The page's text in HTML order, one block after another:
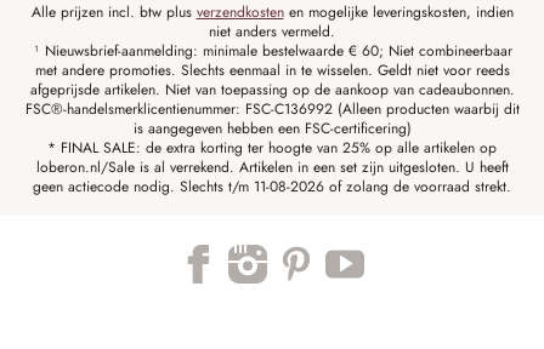
Alle prijzen incl. btw plus verzendkostenen mogelijke leveringskosten, indien
niet anders vermeld.
¹ Nieuwsbrief-aanmelding: minimale bestelwaarde € 60; Niet combineerbaar
met andere promoties. Slechts eenmaal in te wisselen. Geldt niet voor reeds
afgeprijsde artikelen. Niet van toepassing op de aankoop van cadeaubonnen.
FSC®-handelsmerklicentienummer: FSC-C136992 (Alleen producten waarbij dit
is aangegeven hebben een FSC-certificering)
* FINAL SALE: de extra korting ter hoogte van 25% op alle artikelen op
loberon.nl/Sale is al verrekend. Artikelen in een set zijn uitgesloten. U heeft
geen actiecode nodig. Slechts t/m 11-08-2026 of zolang de voorraad strekt.